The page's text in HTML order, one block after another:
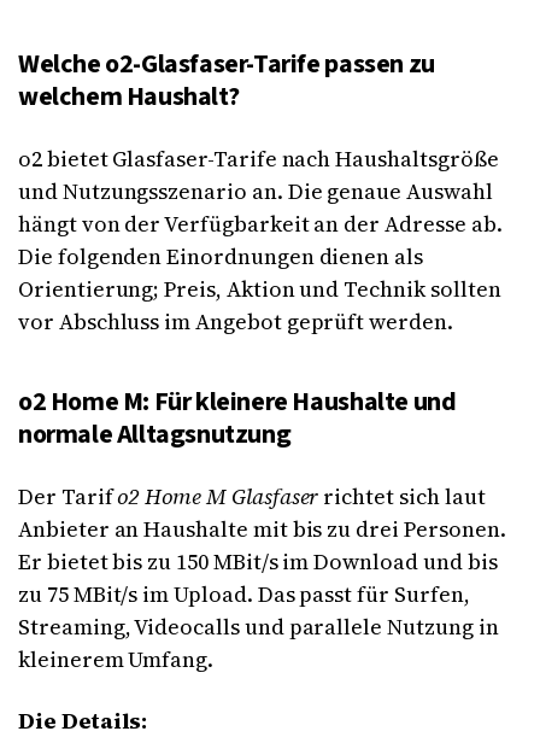
Welche o2-Glasfaser-Tarife passen zu
welchem Haushalt?
o2 bietet Glasfaser-Tarife nach Haushaltsgröße
und Nutzungsszenario an. Die genaue Auswahl
hängt von der Verfügbarkeit an der Adresse ab.
Die folgenden Einordnungen dienen als
Orientierung; Preis, Aktion und Technik sollten
vor Abschluss im Angebot geprüft werden.
o2 Home M: Für kleinere Haushalte und
normale Alltagsnutzung
Der Tarifo2 Home M Glasfaser richtet sich laut
Anbieter an Haushalte mit bis zu drei Personen.
Er bietet bis zu 150 MBit/s im Download und bis
zu 75 MBit/s im Upload. Das passt für Surfen,
Streaming, Videocalls und parallele Nutzung in
kleinerem Umfang.
Die Details: